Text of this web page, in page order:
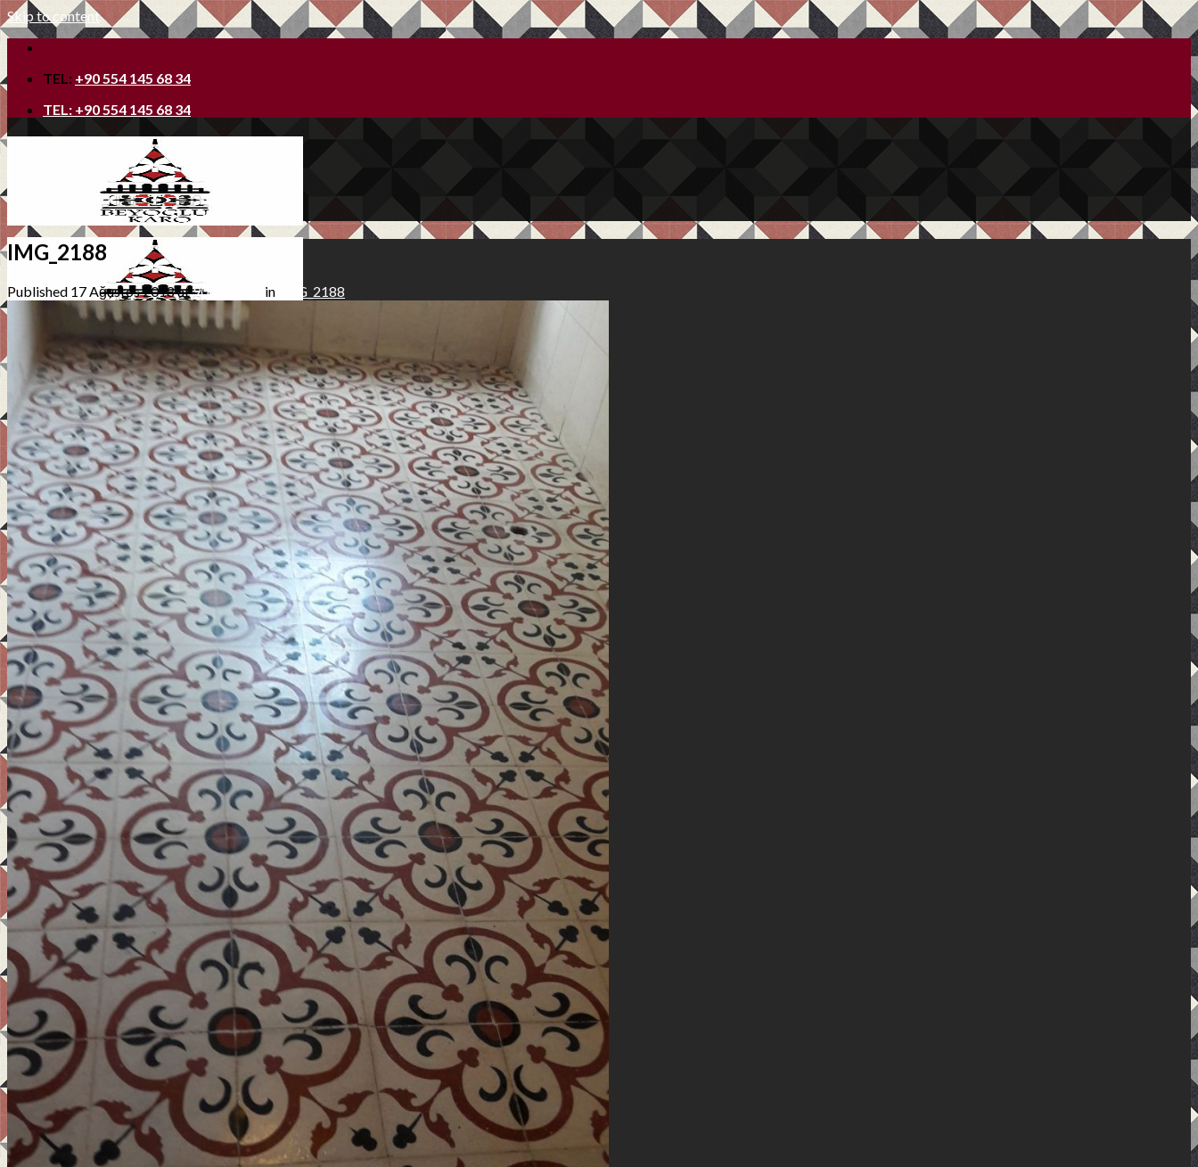
Skip to content
TEL: +90 554 145 68 34
TEL: +90 554 145 68 34
Ana Sayfa
Hakkımızda
Teknik Bilgi
Ürünler
Uygulama Alanları
Referanslar
İletişim
IMG_2188
Published 17 Ağustos 2018at900 × 1600 in IMG_2188